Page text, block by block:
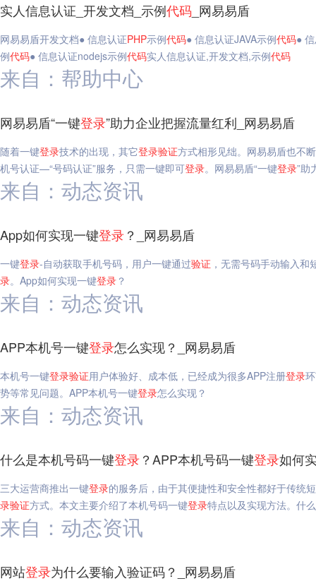
实人信息认证_开发文档_示例代码 _网易易盾
网易易盾开发文档● 信息认证PHP示例代码● 信息认证JAVA示例代码●
例代码● 信息认证nodejs示例代码实人信息认证,开发文档,示例代码
来自：帮助中心
网易易盾“一键登录”助力企业把握流量红利_网易易盾
随着一键登录技术的出现，其它登录验证方式相形见绌。网易易盾也不
机号认证—“号码认证”服务，只需一键即可登录。网易易盾“一键登录”助
来自：动态资讯
App如何实现一键登录？_网易易盾
一键登录-自动获取手机号码，用户一键通过验证 ，无需号码手动输入和
录。App如何实现一键登录 ？
来自：动态资讯
APP本机号一键登录怎么实现？_网易易盾
本机号一键登录验证用户体验好、成本低，已经成为很多APP注册登录
势等常见问题。APP本机号一键登录怎么实现？
来自：动态资讯
什么是本机号码一键登录？APP本机号码一键登录如何
三大运营商推出一键登录的服务后，由于其便捷性和安全性都好于传统
录验证方式。本文主要介绍了本机号码一键登录特点以及实现方法。什
来自：动态资讯
网站登录为什么要输入验证码？_网易易盾